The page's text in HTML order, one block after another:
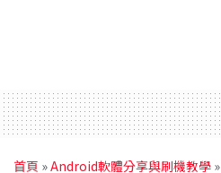
首頁 »Android軟體分享與刷機教學 »